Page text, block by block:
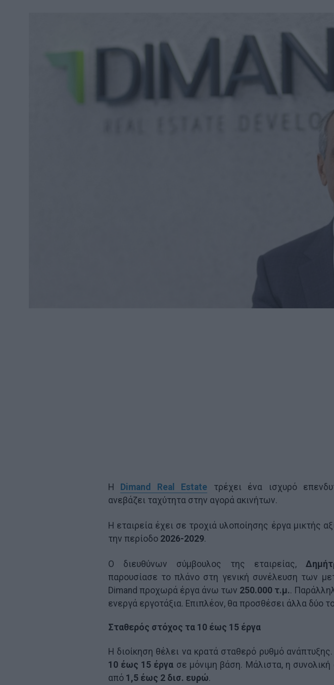
Η Dimand Real Estate τρέχει ένα ισχυρό
ανεβάζει ταχύτητα στην αγορά ακινήτων.
Η εταιρεία έχει σε τροχιά υλοποίησης έργα μικτής
την περίοδο 2026-2029.
Ο διευθύνων σύμβουλος της εταιρείας,
παρουσίασε το πλάνο στη γενική συνέλευση των
Dimand προχωρά έργα άνω των 250.000 τ.μ..
ενεργά εργοτάξια. Επιπλέον, θα προσθέσει άλλα δύο
Σταθερός στόχος τα 10 έως 15 έργα
Η διοίκηση θέλει να κρατά σταθερό ρυθμό ανάπτυξης.
10 έως 15 έργα σε μόνιμη βάση. Μάλιστα, η συνολική
από 1,5 έως 2 δισ. ευρώ.